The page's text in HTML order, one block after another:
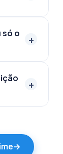
só o
+
+
→